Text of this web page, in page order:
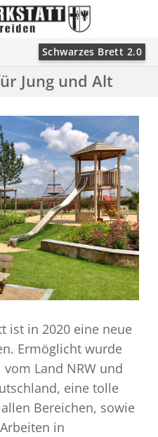
Schwarzes Brett 2.0
Jung und Alt
ist in 2020 eine neue
Ermöglicht wurde
Land NRW und
eine tolle
Bereichen, sowie
in